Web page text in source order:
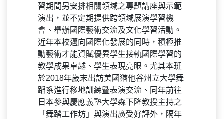
習期間另安排相關領域之專題講座與示範
演出，並不定期提供跨領域展演學習機
會、舉辦國際藝術交流及文化學習活動。
近年本校邁向國際化發展的同時，積極推
動藝術才能資賦優異學生接軌國際學習的
教學成果卓越、學生表現亮眼。尤其本班
於2018年歲末出訪美國猶他谷州立大學舞
蹈系進行移地訓練暨表演交流、同年前往
日本參與慶應義塾大學森下隆教授主持之
「舞踏工作坊」與演出廣受好評外，隔年